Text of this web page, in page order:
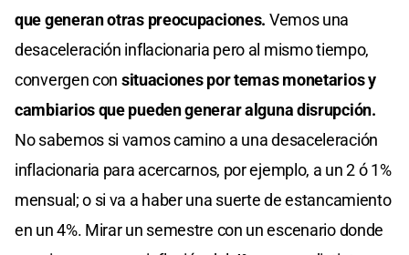
que generan otras preocupaciones. Vemos una
desaceleración inflacionaria pero al mismo tiempo,
convergen con situaciones por temas monetarios y
cambiarios que pueden generar alguna disrupción.
No sabemos si vamos camino a una desaceleración
inflacionaria para acercarnos, por ejemplo, a un 2 ó 1%
mensual; o si va a haber una suerte de estancamiento
en un 4%. Mirar un semestre con un escenario donde